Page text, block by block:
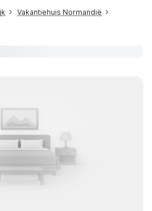
Vakantiehuis Normandië